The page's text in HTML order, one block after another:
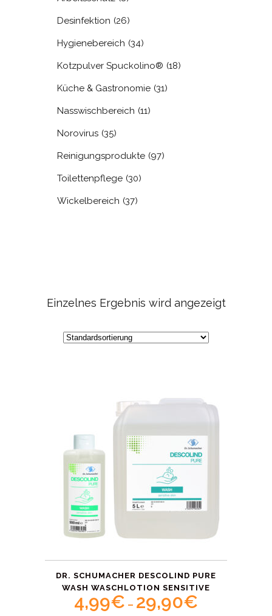
Desinfektion (26)
Hygienebereich (34)
Kotzpulver Spuckolino® (18)
Küche & Gastronomie (31)
Nasswischbereich (11)
Norovirus (35)
Reinigungsprodukte (97)
Toilettenpflege (30)
Wickelbereich (37)
Einzelnes Ergebnis wird angezeigt
DR. SCHUMACHER DESCOLIND PURE
WASH WASCHLOTION SENSITIVE
4,99€ – 29,90€